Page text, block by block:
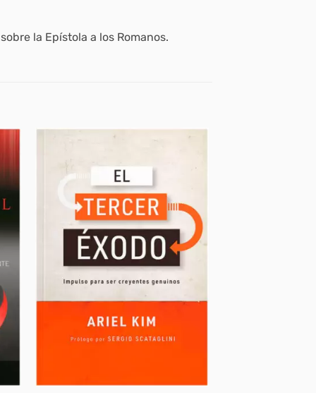
la Epístola a los Romanos.